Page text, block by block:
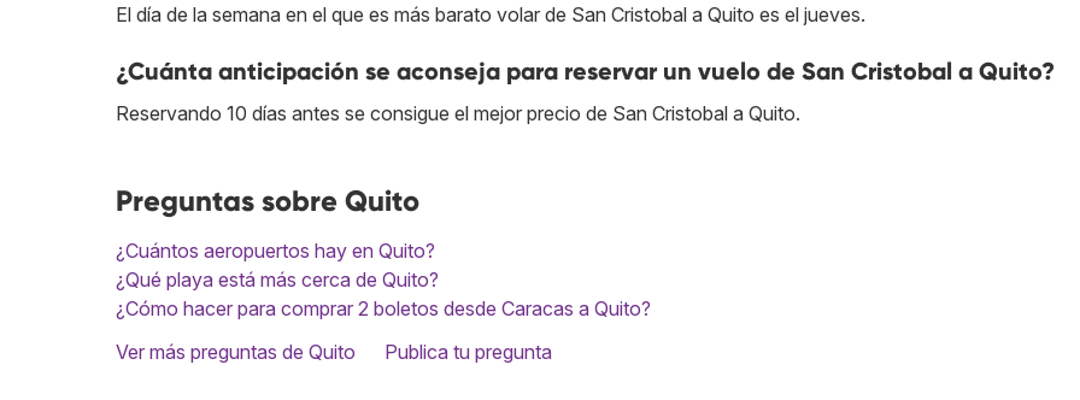
El día de la semana en el que es más barato volar de San Cristobal a Quito es el jueves.
¿Cuánta anticipación se aconseja para reservar un vuelo de San Cristobal a Quito?
Reservando 10 días antes se consigue el mejor precio de San Cristobal a Quito.
Preguntas sobre Quito
¿Cuántos aeropuertos hay en Quito?
¿Qué playa está más cerca de Quito?
¿Cómo hacer para comprar 2 boletos desde Caracas a Quito?
Ver más preguntas de Quito
Publica tu pregunta